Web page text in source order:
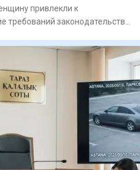
привлекли к
требований законодательства